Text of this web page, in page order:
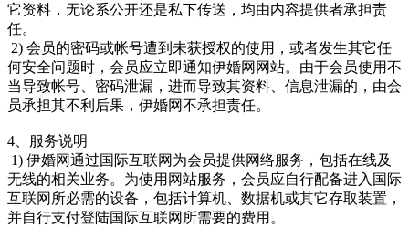
它资料，无论系公开还是私下传送，均由内容提供者承担责
任。
2) 会员的密码或帐号遭到未获授权的使用，或者发生其它任
何安全问题时，会员应立即通知伊婚网网站。由于会员使用不
当导致帐号、密码泄漏，进而导致其资料、信息泄漏的，由会
员承担其不利后果，伊婚网不承担责任。
4、服务说明
1) 伊婚网通过国际互联网为会员提供网络服务，包括在线及
无线的相关业务。为使用网站服务，会员应自行配备进入国际
互联网所必需的设备，包括计算机、数据机或其它存取装置，
并自行支付登陆国际互联网所需要的费用。